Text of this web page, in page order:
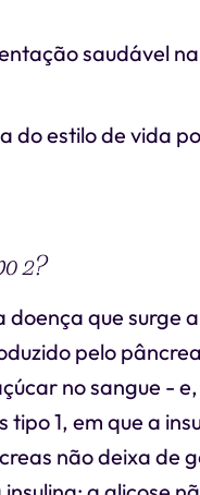
saudável
do estilo de vida
2?
doença que surge
pelo
no sangue -
1, em que a
não deixa de